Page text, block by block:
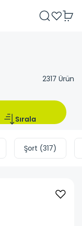
2317 Ürün
Sırala
Şort (317)